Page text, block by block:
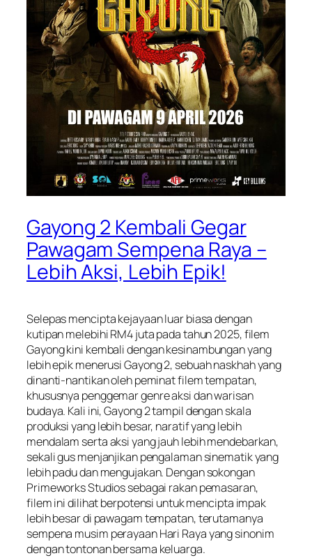
Gayong 2 Kembali Gegar
Pawagam Sempena Raya –
Lebih Aksi, Lebih Epik!
Selepas mencipta kejayaan luar biasa dengan
kutipan melebihi RM4 juta pada tahun 2025, filem
Gayongkini kembali dengan kesinambungan yang
lebih epik menerusiGayong 2, sebuah naskhah yang
dinanti-nantikan oleh peminat filem tempatan,
khususnya penggemar genre aksi dan warisan
budaya. Kali ini,Gayong 2tampil dengan skala
produksi yang lebih besar, naratif yang lebih
mendalam serta aksi yang jauh lebih mendebarkan,
sekali gus menjanjikan pengalaman sinematik yang
lebih padu dan mengujakan. Dengan sokongan
Primeworks Studios sebagai rakan pemasaran,
filem ini dilihat berpotensi untuk mencipta impak
lebih besar di pawagam tempatan, terutamanya
sempena musim perayaan Hari Raya yang sinonim
dengan tontonan bersama keluarga.